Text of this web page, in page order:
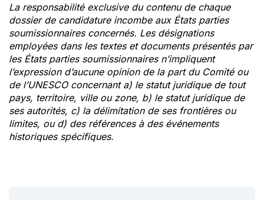
La responsabilité exclusive du contenu de chaque
dossier de candidature incombe aux États parties
soumissionnaires concernés. Les désignations
employées dans les textes et documents présentés par
les États parties soumissionnaires n’impliquent
l’expression d’aucune opinion de la part du Comité ou
de l’UNESCO concernant a) le statut juridique de tout
pays, territoire, ville ou zone, b) le statut juridique de
ses autorités, c) la délimitation de ses frontières ou
limites, ou d) des références à des événements
historiques spécifiques.